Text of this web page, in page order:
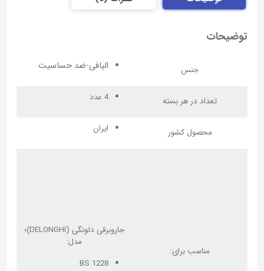
توضیحات
جنس الیافی-ضد حساسیت
تعداد در هر بسته 4 عدد
محصول کشور ایران
مناسب برای:
جاروبرقی دلونگی (DELONGHI)؛
مدل:
BS 1228